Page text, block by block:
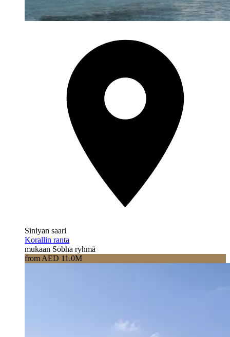
Siniyan saari
Korallin ranta
mukaan Sobha ryhmä
from AED 11.0M